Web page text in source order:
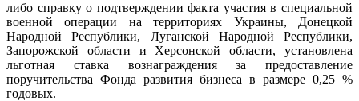
либо справку о подтверждении факта участия в специальной
военной операции на территориях Украины, Донецкой
Народной Республики, Луганской Народной Республики,
Запорожской области и Херсонской области, установлена
льготная ставка вознаграждения за предоставление
поручительства Фонда развития бизнеса в размере 0,25 %
годовых.